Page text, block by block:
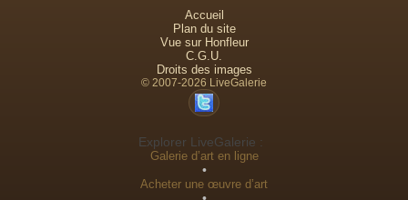
Accueil
Plan du site
Vue sur Honfleur
C.G.U.
Droits des images
© 2007-2026 LiveGalerie
Explorer LiveGalerie :
Galerie d’art en ligne
•
Acheter une œuvre d’art